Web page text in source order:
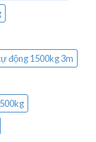
động 1500kg 3m